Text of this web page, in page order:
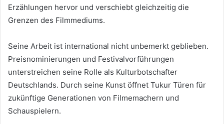
Erzählungen hervor und verschiebt gleichzeitig die
Grenzen des Filmmediums.
Seine Arbeit ist international nicht unbemerkt geblieben.
Preisnominierungen und Festivalvorführungen
unterstreichen seine Rolle als Kulturbotschafter
Deutschlands. Durch seine Kunst öffnet Tukur Türen für
zukünftige Generationen von Filmemachern und
Schauspielern.